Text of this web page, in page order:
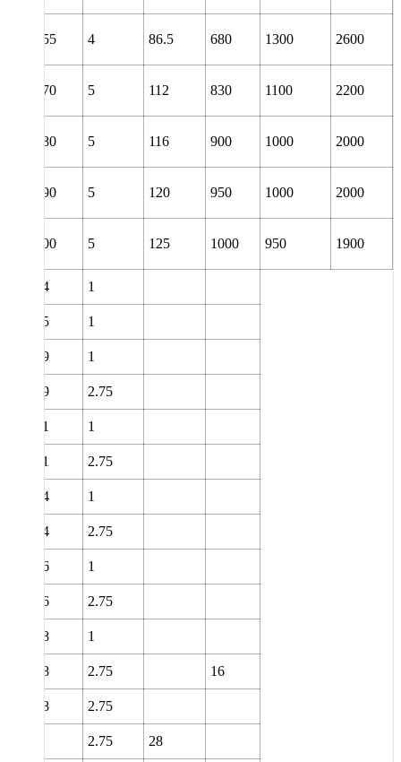
155 4 86.5 680 1300 2600
170 5 112 830 1100 2200
180 5 116 900 1000 2000
190 5 120 950 1000 2000
200 5 125 1000 950 1900
14 1
15 1
19 1
19 2.75
21 1
21 2.75
24 1
24 2.75
26 1
26 2.75
28 1
28 2.75 16
28 2.75
2.75 28